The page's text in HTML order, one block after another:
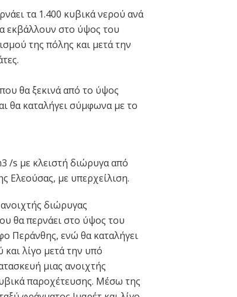
τα 1.400 κυβικά νερού ανά
εκβάλλουν στο ύψος του
της πόλης και μετά την
θα ξεκινά από το ύψος
θα καταλήγει σύμφωνα με το
/s µε κλειστή διώρυγα από
Ελεούσας, µε υπερχείλιση.
διώρυγας
θα περνάει στο ύψος του
Περάνθης, ενώ θα καταλήγει
λίγο μετά την υπό
μιας ανοιχτής
παροχέτευσης. Μέσω της